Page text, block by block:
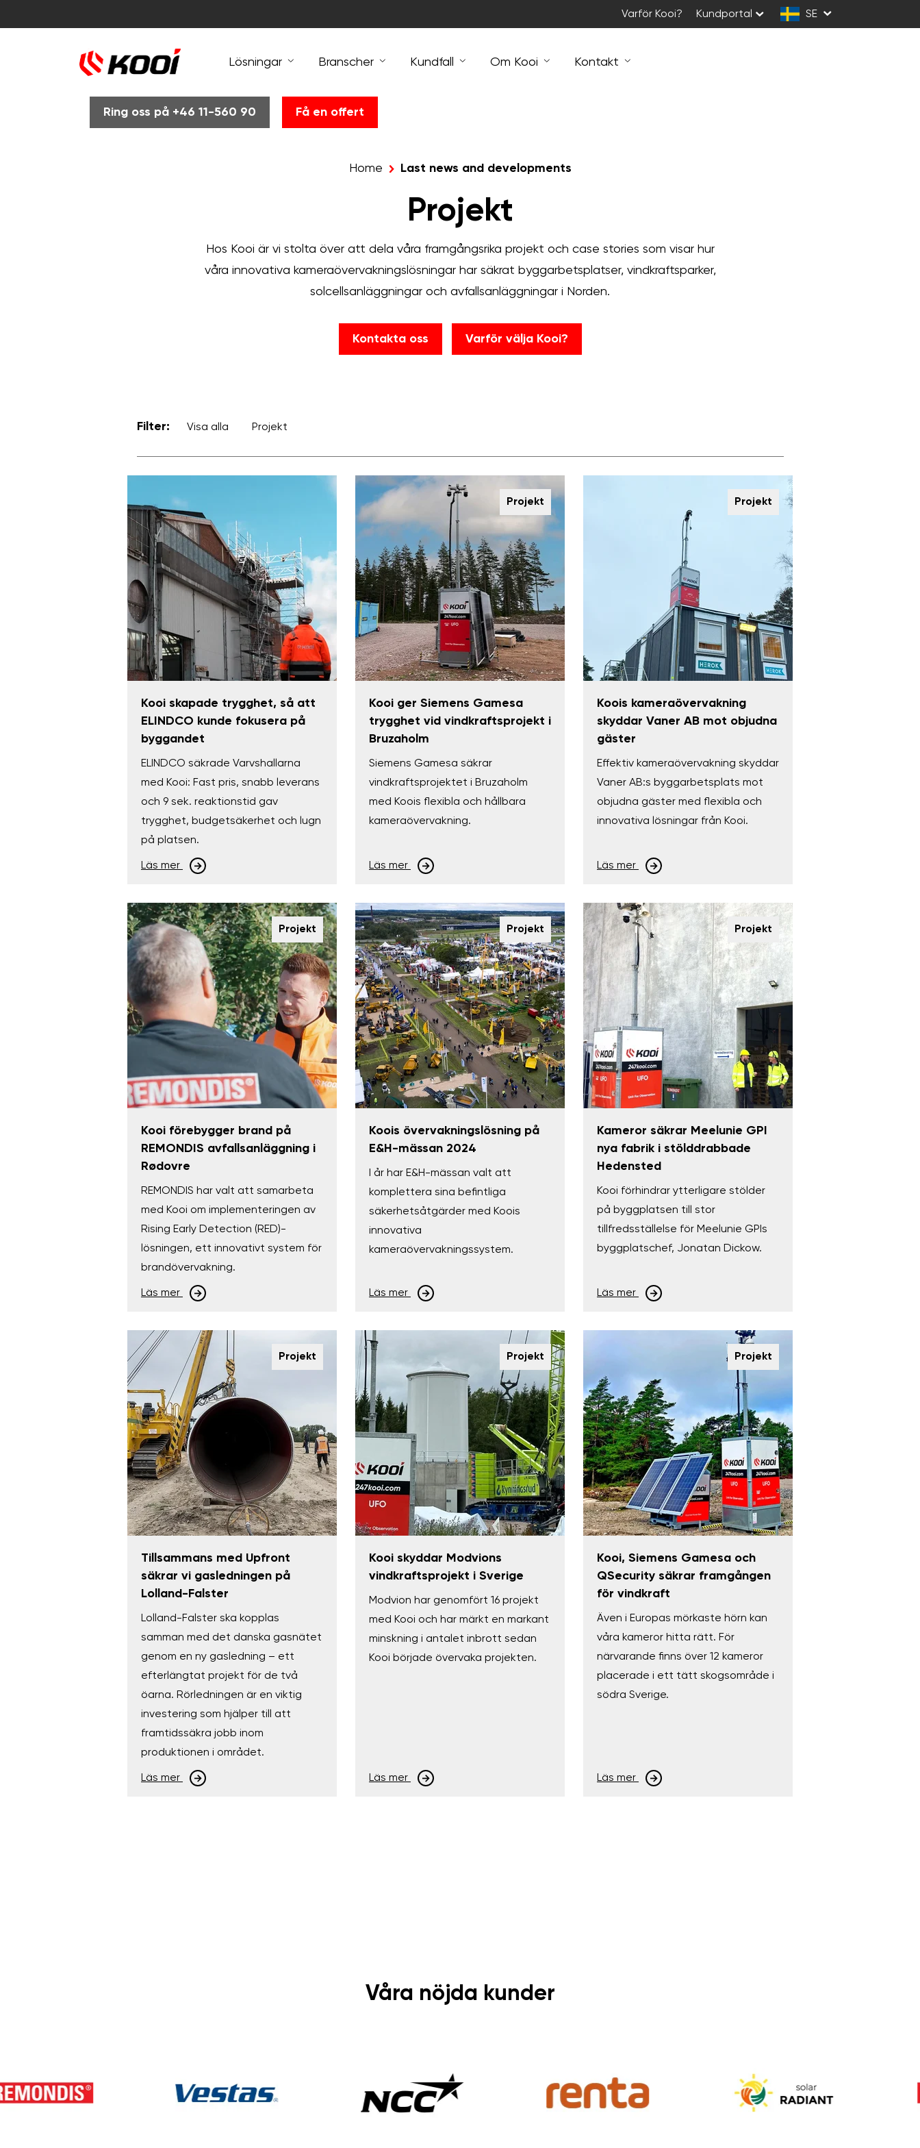
Varför Kooi? Kundportal SE
Ring oss på +46 11-560 90 Få en offert
Lösningar Branscher Kundfall Om Kooi Kontakt
Home Last news and developments
Projekt
Hos Kooi är vi stolta över att dela våra framgångsrika projekt och case stories som visar hur
våra innovativa kameraövervakningslösningar har säkrat byggarbetsplatser, vindkraftsparker,
solcellsanläggningar och avfallsanläggningar i Norden.
Kontakta oss Varför välja Kooi?
Filter: Visa alla Projekt
Kooi skapade trygghet, så att
ELINDCO kunde fokusera på
byggandet
ELINDCO säkrade Varvshallarna
med Kooi: Fast pris, snabb leverans
och 9 sek. reaktionstid gav
trygghet, budgetsäkerhet och lugn
på platsen.
Läs mer
Projekt
Kooi ger Siemens Gamesa
trygghet vid vindkraftsprojekt i
Bruzaholm
Siemens Gamesa säkrar
vindkraftsprojektet i Bruzaholm
med Koois flexibla och hållbara
kameraövervakning.
Läs mer
Projekt
Koois kameraövervakning
skyddar Vaner AB mot objudna
gäster
Effektiv kameraövervakning skyddar
Vaner AB:s byggarbetsplats mot
objudna gäster med flexibla och
innovativa lösningar från Kooi.
Läs mer
Projekt
Kooi förebygger brand på
REMONDIS avfallsanläggning i
Rødovre
REMONDIS har valt att samarbeta
med Kooi om implementeringen av
Rising Early Detection (RED)-
lösningen, ett innovativt system för
brandövervakning.
Läs mer
Projekt
Koois övervakningslösning på
E&H-mässan 2024
I år har E&H-mässan valt att
komplettera sina befintliga
säkerhetsåtgärder med Koois
innovativa
kameraövervakningssystem.
Läs mer
Projekt
Kameror säkrar Meelunie GPI
nya fabrik i stölddrabbade
Hedensted
Kooi förhindrar ytterligare stölder
på byggplatsen till stor
tillfredsställelse för Meelunie GPIs
byggplatschef, Jonatan Dickow.
Läs mer
Projekt
Tillsammans med Upfront
säkrar vi gasledningen på
Lolland-Falster
Lolland-Falster ska kopplas
samman med det danska gasnätet
genom en ny gasledning – ett
efterlängtat projekt för de två
öarna. Rörledningen är en viktig
investering som hjälper till att
framtidssäkra jobb inom
produktionen i området.
Läs mer
Projekt
Kooi skyddar Modvions
vindkraftsprojekt i Sverige
Modvion har genomfört 16 projekt
med Kooi och har märkt en markant
minskning i antalet inbrott sedan
Kooi började övervaka projekten.
Läs mer
Projekt
Kooi, Siemens Gamesa och
QSecurity säkrar framgången
för vindkraft
Även i Europas mörkaste hörn kan
våra kameror hitta rätt. För
närvarande finns över 12 kameror
placerade i ett tätt skogsområde i
södra Sverige.
Läs mer
Våra nöjda kunder